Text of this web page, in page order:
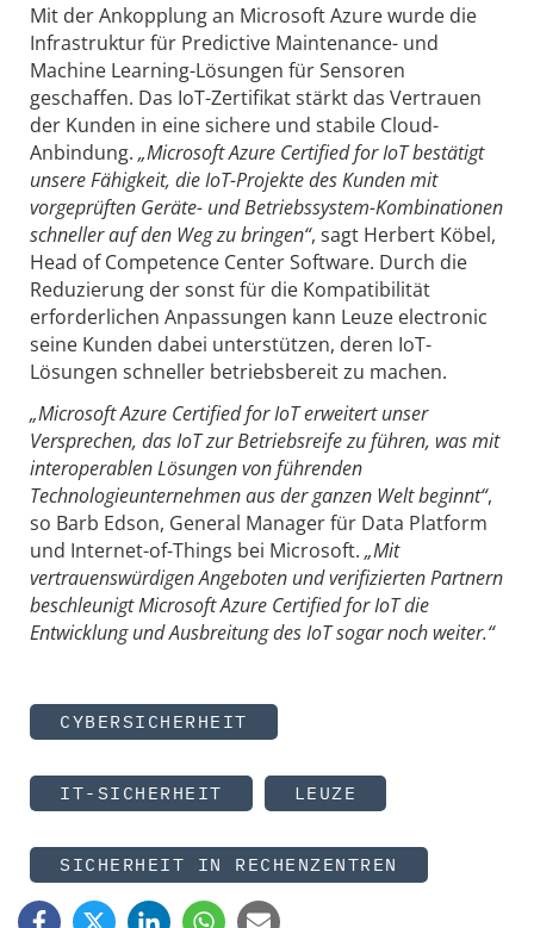
Mit der Ankopplung an Microsoft Azure wurde die
Infrastruktur für Predictive Maintenance- und
Machine Learning-Lösungen für Sensoren
geschaffen. Das IoT-Zertifikat stärkt das Vertrauen
der Kunden in eine sichere und stabile Cloud-
Anbindung. „Microsoft Azure Certified for IoT bestätigt
unsere Fähigkeit, die IoT-Projekte des Kunden mit
vorgeprüften Geräte- und Betriebssystem-Kombinationen
schneller auf den Weg zu bringen“, sagt Herbert Köbel,
Head of Competence Center Software. Durch die
Reduzierung der sonst für die Kompatibilität
erforderlichen Anpassungen kann Leuze electronic
seine Kunden dabei unterstützen, deren IoT-
Lösungen schneller betriebsbereit zu machen.
„Microsoft Azure Certified for IoT erweitert unser
Versprechen, das IoT zur Betriebsreife zu führen, was mit
interoperablen Lösungen von führenden
Technologieunternehmen aus der ganzen Welt beginnt“,
so Barb Edson, General Manager für Data Platform
und Internet-of-Things bei Microsoft. „Mit
vertrauenswürdigen Angeboten und verifizierten Partnern
beschleunigt Microsoft Azure Certified for IoT die
Entwicklung und Ausbreitung des IoT sogar noch weiter.“
CYBERSICHERHEIT
IT-SICHERHEIT LEUZE
SICHERHEIT IN RECHENZENTREN